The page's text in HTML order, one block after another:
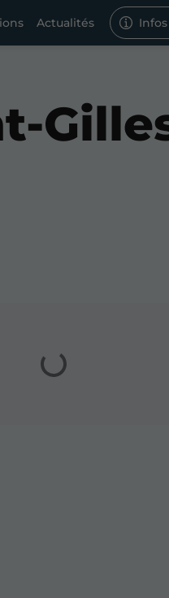
Actualités